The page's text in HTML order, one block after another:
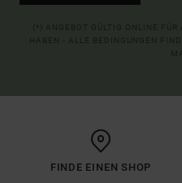
FINDE EINEN SHOP